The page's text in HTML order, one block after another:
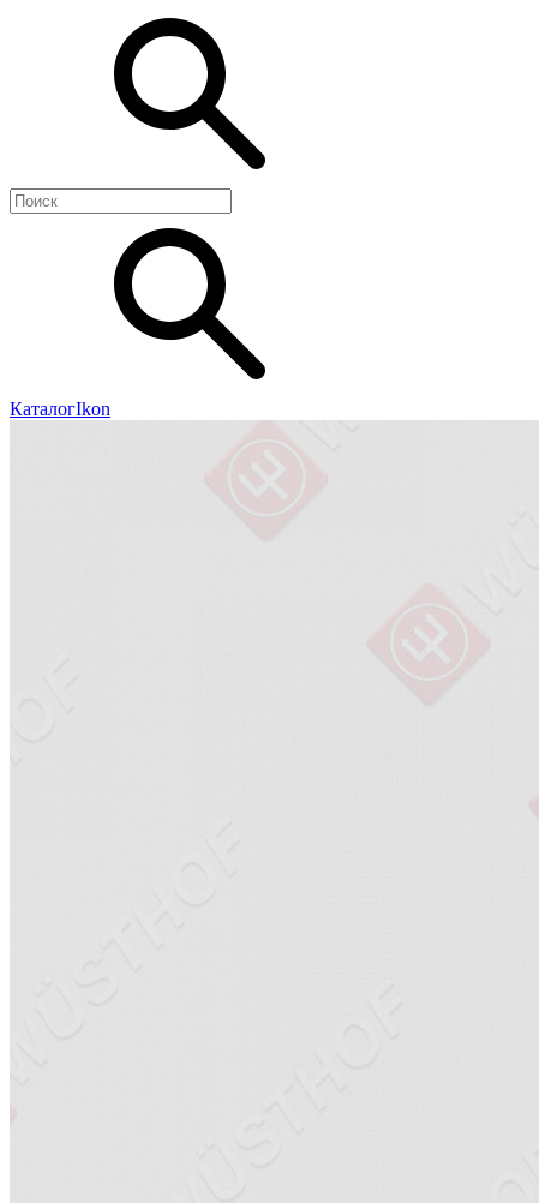
КаталогIkon